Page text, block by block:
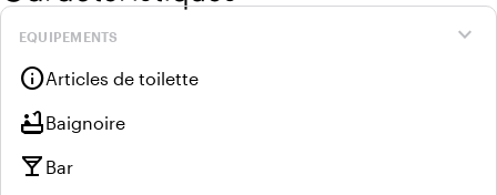
expand_more
EQUIPEMENTS
infoArticles de toilette
bathtubBaignoire
local_bar Bar